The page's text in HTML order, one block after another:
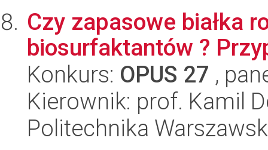
Czy zapasowe białka
biosurfaktantów ?
Konkurs: OPUS 27 ,
Kierownik: prof. Kamil
Politechnika